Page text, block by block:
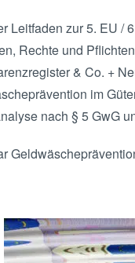
Leitfaden zur 5. EU /
Rechte und
& Co. +
im
nach § 5 GwG